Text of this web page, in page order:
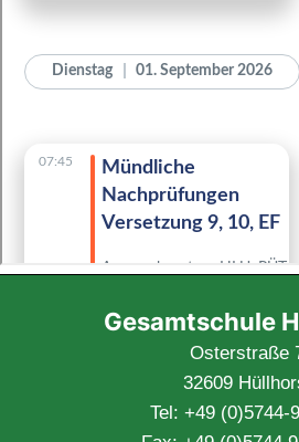
Gesamtschule
Osterstraße
32609
Tel: +49 (0)5744-